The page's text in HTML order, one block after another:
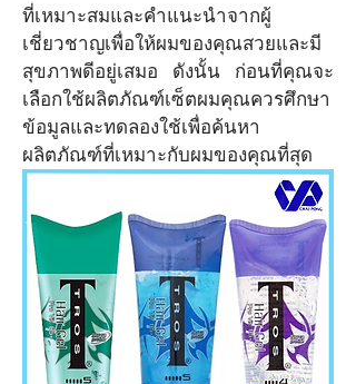
ที่เหมาะสมและคำแนะนำจากผู้
เชี่ยวชาญเพื่อให้ผมของคุณสวยและมี
สุขภาพดีอยู่เสมอ ดังนั้น ก่อนที่คุณจะ
เลือกใช้ผลิตภัณฑ์เซ็ตผมคุณควรศึกษา
ข้อมูลและทดลองใช้เพื่อค้นหา
ผลิตภัณฑ์ที่เหมาะกับผมของคุณที่สุด